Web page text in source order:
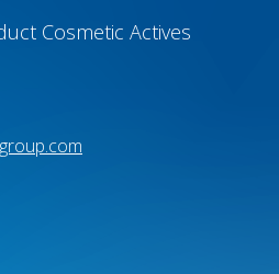
Cosmetic Actives